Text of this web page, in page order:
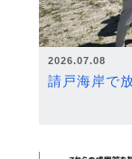
2026.07.08
請戸海岸で